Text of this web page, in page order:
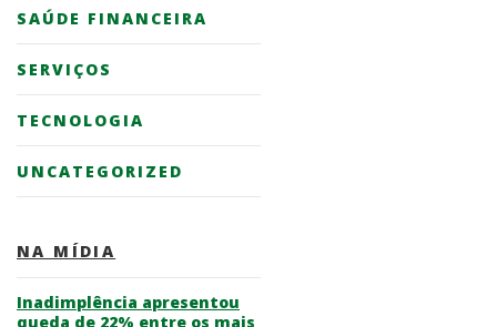
SAÚDE FINANCEIRA
SERVIÇOS
TECNOLOGIA
UNCATEGORIZED
NA MÍDIA
Inadimplência apresentou
queda de 22% entre os mais